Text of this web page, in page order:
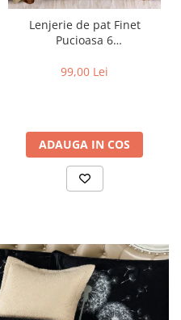
Lenjerie de pat Finet
Pucioasa 6
si buline-R369
99,00 Lei
ADAUGA IN COS